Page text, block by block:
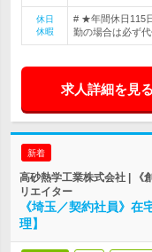
休日
休暇
# ★年間休日115
勤の場合は必ず
求人詳細を見る
新着
高砂熱学工業株式会社 | 《
リエイター
《埼玉／契約社員》
理】